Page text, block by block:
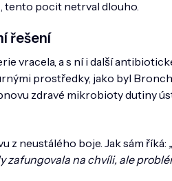
tento pocit netrval dlouho.
řešení
vracela, a s ní i další
prostředky, jako byl
zdravé mikrobioty dutiny
z neustálého boje. Jak sám říká:
na chvíli, ale